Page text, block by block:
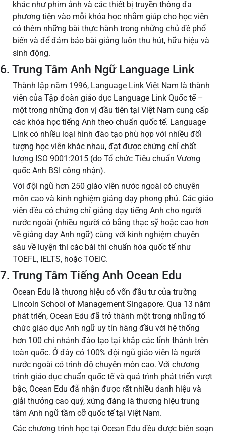
khác như phim ảnh và các thiết bị truyền thông đa
phương tiện vào mỗi khóa học nhằm giúp cho học viên
có thêm những bài thực hành trong những chủ đề phổ
biến và để đảm bảo bài giảng luôn thu hút, hữu hiệu và
sinh động.
6. Trung Tâm Anh Ngữ Language Link
Thành lập năm 1996, Language Link Việt Nam là thành
viên của Tập đoàn giáo dục Language Link Quốc tế –
một trong những đơn vị đầu tiên tại Việt Nam cung cấp
các khóa học tiếng Anh theo chuẩn quốc tế. Language
Link có nhiều loại hình đào tạo phù hợp với nhiều đối
tượng học viên khác nhau, đạt được chứng chỉ chất
lượng ISO 9001:2015 (do Tổ chức Tiêu chuẩn Vương
quốc Anh BSI công nhận).
Với đội ngũ hơn 250 giáo viên nước ngoài có chuyên
môn cao và kinh nghiệm giảng dạy phong phú. Các giáo
viên đều có chứng chỉ giảng dạy tiếng Anh cho người
nước ngoài (nhiều người có bằng thạc sỹ hoặc cao hơn
về giảng dạy Anh ngữ) cùng với kinh nghiệm chuyên
sâu về luyện thi các bài thi chuẩn hóa quốc tế như
TOEFL, IELTS, hoặc TOEIC.
7. Trung Tâm Tiếng Anh Ocean Edu
Ocean Edu là thương hiệu có vốn đầu tư của trường
Lincoln School of Management Singapore. Qua 13 năm
phát triển, Ocean Edu đã trở thành một trong những tổ
chức giáo dục Anh ngữ uy tín hàng đầu với hệ thống
hơn 100 chi nhánh đào tạo tại khắp các tỉnh thành trên
toàn quốc. Ở đây có 100% đội ngũ giáo viên là người
nước ngoài có trình độ chuyên môn cao. Với chương
trình giáo dục chuẩn quốc tế và quá trình phát triển vượt
bậc, Ocean Edu đã nhận được rất nhiều danh hiệu và
giải thưởng cao quý, xứng đáng là thương hiệu trung
tâm Anh ngữ tầm cỡ quốc tế tại Việt Nam.
Các chương trình học tại Ocean Edu đều được biên soạn